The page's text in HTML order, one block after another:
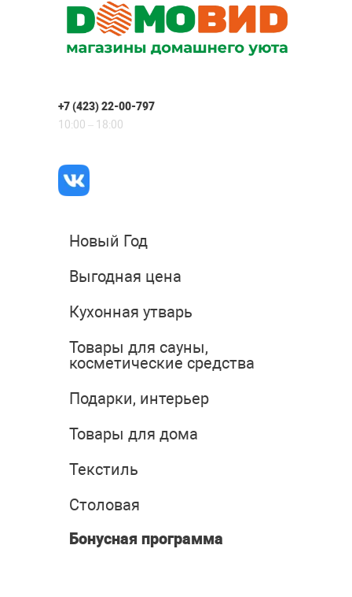
+7 (423) 22-00-797
10:00 – 18:00
Новый Год
Выгодная цена
Кухонная утварь
Товары для сауны,
косметические средства
Подарки, интерьер
Товары для дома
Текстиль
Столовая
Бонусная программа